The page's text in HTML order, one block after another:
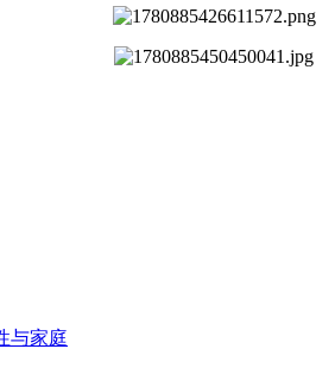
与家庭